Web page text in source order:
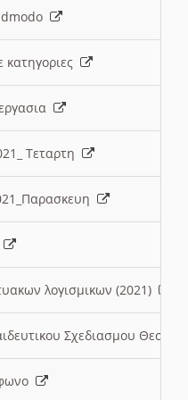
κατηγοριες
Τεταρτη
λογισμικων (2021)
Σχεδιασμου